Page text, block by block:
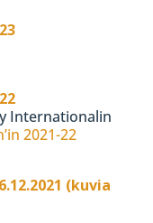
Internationalin
2021-22
(kuvia